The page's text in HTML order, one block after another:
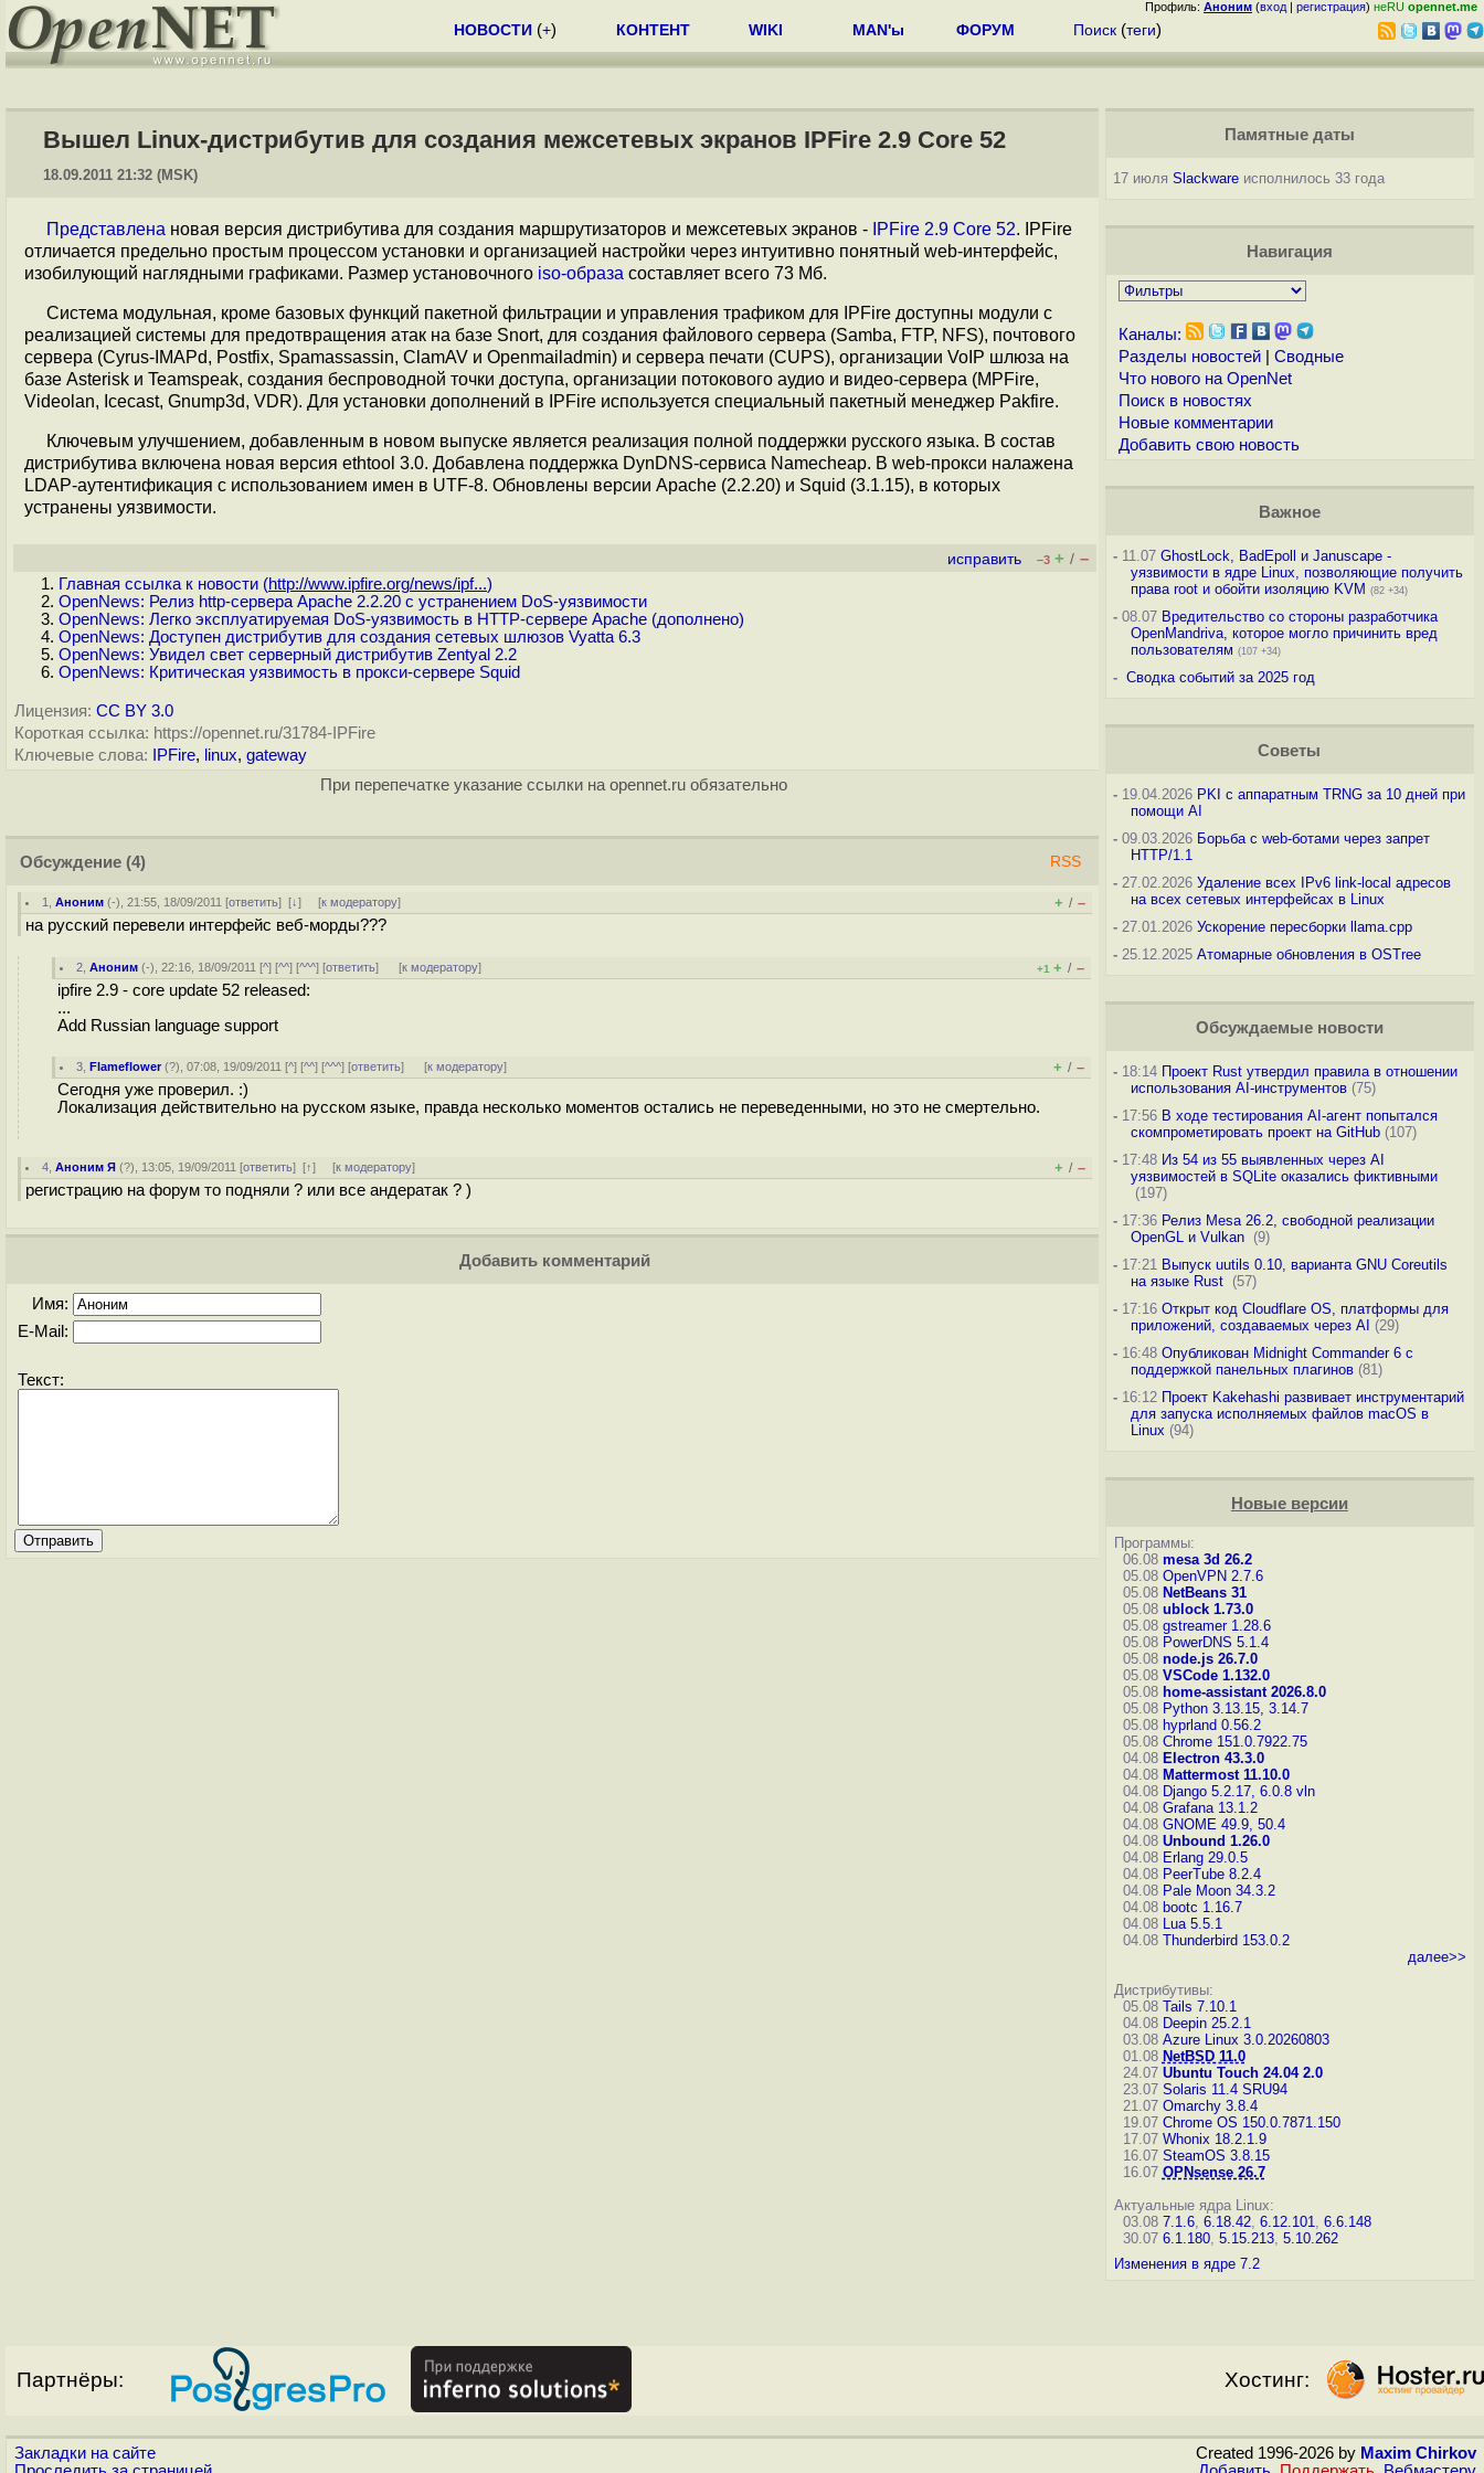
Профиль: Аноним (вход | регистрация) неRU opennet.me
НОВОСТИ (+) КОНТЕНТ WIKI MAN'ы ФОРУМ Поиск (теги)
Вышел Linux-дистрибутив для создания межсетевых экранов IPFire 2.9 Core 52
18.09.2011 21:32 (MSK)
Представлена новая версия дистрибутива для создания маршрутизаторов и межсетевых экранов - IPFire 2.9 Core 52. IPFire
отличается предельно простым процессом установки и организацией настройки через интуитивно понятный web-интерфейс,
изобилующий наглядными графиками. Размер установочного iso-образа составляет всего 73 Мб.
Система модульная, кроме базовых функций пакетной фильтрации и управления трафиком для IPFire доступны модули с
реализацией системы для предотвращения атак на базе Snort, для создания файлового сервера (Samba, FTP, NFS), почтового
сервера (Cyrus-IMAPd, Postfix, Spamassassin, ClamAV и Openmailadmin) и сервера печати (CUPS), организации VoIP шлюза на
базе Asterisk и Teamspeak, создания беспроводной точки доступа, организации потокового аудио и видео-сервера (MPFire,
Videolan, Icecast, Gnump3d, VDR). Для установки дополнений в IPFire используется специальный пакетный менеджер Pakfire.
Ключевым улучшением, добавленным в новом выпуске является реализация полной поддержки русского языка. В состав
дистрибутива включена новая версия ethtool 3.0. Добавлена поддержка DynDNS-сервиса Namecheap. В web-прокси налажена
LDAP-аутентификация с использованием имен в UTF-8. Обновлены версии Apache (2.2.20) и Squid (3.1.15), в которых
устранены уязвимости.
исправить –3 + / –
Главная ссылка к новости (http://www.ipfire.org/news/ipf...)
OpenNews: Релиз http-сервера Apache 2.2.20 с устранением DoS-уязвимости
OpenNews: Легко эксплуатируемая DoS-уязвимость в HTTP-сервере Apache (дополнено)
OpenNews: Доступен дистрибутив для создания сетевых шлюзов Vyatta 6.3
OpenNews: Увидел свет серверный дистрибутив Zentyal 2.2
OpenNews: Критическая уязвимость в прокси-сервeре Squid
Лицензия: CC BY 3.0
Короткая ссылка: https://opennet.ru/31784-IPFire
Ключевые слова:
IPFire, linux, gateway
При перепечатке указание ссылки на opennet.ru обязательно
Обсуждение (4) RSS
1 ,Аноним (-), 21:55, 18/09/2011 [ответить][↓] [к модератору] + / –
на русский перевели интерфейс веб-морды???
2 ,Аноним (-), 22:16, 18/09/2011 [^] [^^] [^^^] [ответить] [к модератору] +1 + / –
ipfire 2.9 - core update 52 released:
...
Add Russian language support
3 ,Flameflower(?), 07:08, 19/09/2011 [^] [^^] [^^^] [ответить] [к модератору] + / –
Сегодня уже проверил. :)
Локализация действительно на русском языке, правда несколько моментов остались не переведенными, но это не смертельно.
4 ,Аноним Я (?), 13:05, 19/09/2011 [ответить][↑] [к модератору] + / –
регистрацию на форум то подняли ? или все андератак ? )
Добавить комментарий
Имя:
E-Mail:
Текст:
Памятные даты
17 июля Slackwareисполнилось 33 года
Навигация
Каналы:
Разделы новостей| Сводные
Что нового на OpenNet
Поиск в новостях
Новые комментарии
Добавить свою новость
Важное
-11.07 GhostLock, BadEpoll и Januscape -
уязвимости в ядре Linux, позволяющие получить
права root и обойти изоляцию KVM (82 +34)
-08.07 Вредительство со стороны разработчика
OpenMandriva, которое могло причинить вред
пользователям (107 +34)
- Сводка событий за 2025 год
Советы
-19.04.2026 PKI с аппаратным TRNG за 10 дней при
помощи AI
-09.03.2026 Борьба с web-ботами через запрет
HTTP/1.1
-27.02.2026 Удаление всех IPv6 link-local адресов
на всех сетевых интерфейсах в Linux
-27.01.2026 Ускорение пересборки llama.cpp
-25.12.2025 Атомарные обновления в OSTree
Обсуждаемые новости
-18:14 Проект Rust утвердил правила в отношении
использования AI-инструментов(75)
-17:56 В ходе тестирования AI-агент попытался
скомпрометировать проект на GitHub(107)
-17:48 Из 54 из 55 выявленных через AI
уязвимостей в SQLite оказались фиктивными
(197)
-17:36 Релиз Mesa 26.2, свободной реализации
OpenGL и Vulkan (9)
-17:21 Выпуск uutils 0.10, варианта GNU Coreutils
на языке Rust (57)
-17:16 Открыт код Cloudflare OS, платформы для
приложений, создаваемых через AI (29)
-16:48 Опубликован Midnight Commander 6 c
поддержкой панельных плагинов(81)
-16:12 Проект Kakehashi развивает инструментарий
для запуска исполняемых файлов macOS в
Linux (94)
Новые версии
Программы:
06.08 mesa 3d 26.2
05.08 OpenVPN 2.7.6
05.08 NetBeans 31
05.08 ublock 1.73.0
05.08 gstreamer 1.28.6
05.08 PowerDNS 5.1.4
05.08 node.js 26.7.0
05.08 VSCode 1.132.0
05.08 home-assistant 2026.8.0
05.08 Python 3.13.15, 3.14.7
05.08 hyprland 0.56.2
05.08 Chrome 151.0.7922.75
04.08 Electron 43.3.0
04.08 Mattermost 11.10.0
04.08 Django 5.2.17, 6.0.8 vln
04.08 Grafana 13.1.2
04.08 GNOME 49.9, 50.4
04.08 Unbound 1.26.0
04.08 Erlang 29.0.5
04.08 PeerTube 8.2.4
04.08 Pale Moon 34.3.2
04.08 bootc 1.16.7
04.08 Lua 5.5.1
04.08 Thunderbird 153.0.2
далее>>
Дистрибутивы:
05.08 Tails 7.10.1
04.08 Deepin 25.2.1
03.08 Azure Linux 3.0.20260803
01.08 NetBSD 11.0
24.07 Ubuntu Touch 24.04 2.0
23.07 Solaris 11.4 SRU94
21.07 Omarchy 3.8.4
19.07 Chrome OS 150.0.7871.150
17.07 Whonix 18.2.1.9
16.07 SteamOS 3.8.15
16.07 OPNsense 26.7
Актуальные ядра Linux:
03.08 7.1.6, 6.18.42, 6.12.101, 6.6.148
30.07 6.1.180, 5.15.213, 5.10.262
Изменения в ядре 7.2
Партнёры: Хостинг:
Закладки на сайте
Created 1996-2026 by Maxim Chirkov